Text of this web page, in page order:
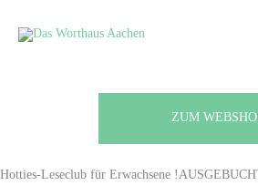
Inhalt
ZUM
Hotties-Leseclub für Erwachsene